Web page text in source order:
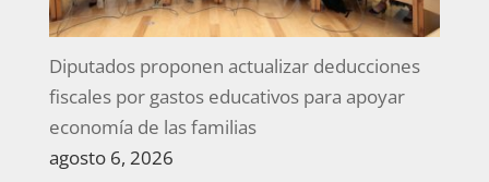
Diputados proponen actualizar deducciones
fiscales por gastos educativos para apoyar
economía de las familias
agosto 6, 2026